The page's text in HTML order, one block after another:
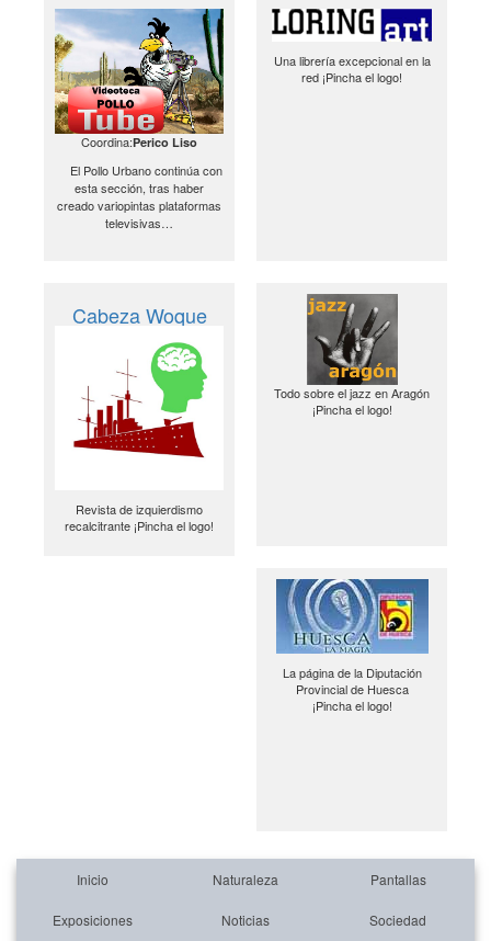
Coordina:Perico Liso
El Pollo Urbano continúa con
esta sección, tras haber
creado variopintas plataformas
televisivas…
Una librería excepcional en la
red ¡Pincha el logo!
Cabeza Woque
Revista de izquierdismo
recalcitrante ¡Pincha el logo!
Todo sobre el jazz en Aragón
¡Pincha el logo!
La página de la Diputación
Provincial de Huesca
¡Pincha el logo!
Inicio Naturaleza Pantallas
Exposiciones Noticias Sociedad